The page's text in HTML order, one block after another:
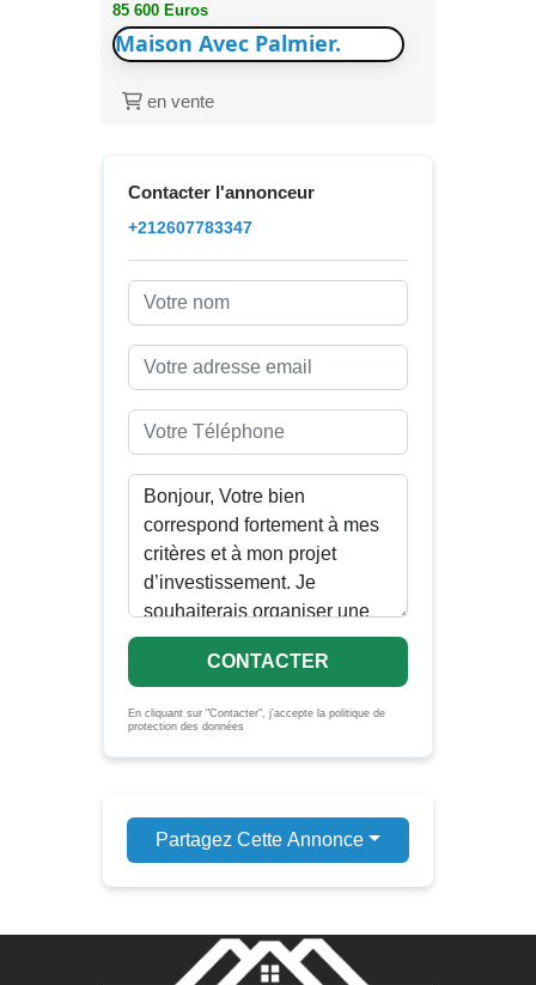
85 600 Euros
Maison Avec Palmier.
en vente
Contacter l'annonceur
+212607783347
CONTACTER
En cliquant sur "Contacter", j'accepte la politique de
protection des données
Partagez Cette Annonce